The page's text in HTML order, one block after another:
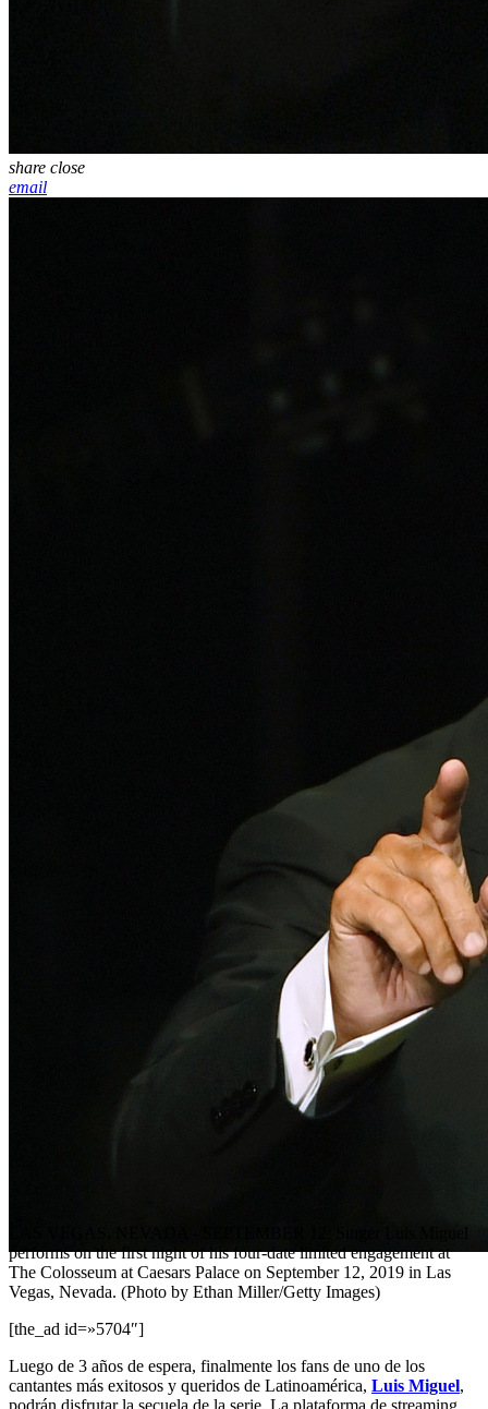
share close
email
performs on the first night of his four-date limited engagement at
The Colosseum at Caesars Palace on September 12, 2019 in Las
Vegas, Nevada. (Photo by Ethan Miller/Getty Images)
[the_ad id=»5704″]
Luego de 3 años de espera, finalmente los fans de uno de los
cantantes más exitosos y queridos de Latinoamérica, Luis Miguel,